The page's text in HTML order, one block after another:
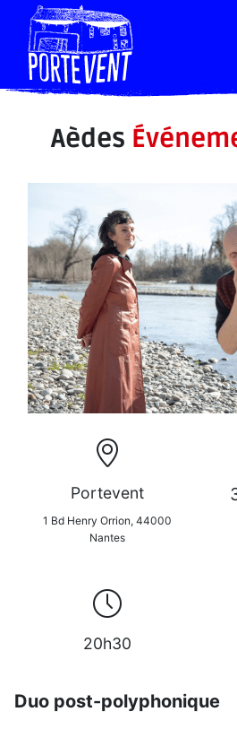
Aèdes
Portevent
1 Bd Henry Orrion, 44000
Nantes
20h30
Duo post-polyphonique